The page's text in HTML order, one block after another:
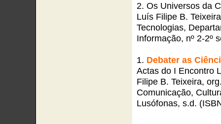
2. Os Universos da
Luís Filipe B.
Tecnologias,
Informação, nº 2-2º
1. Debater as
Actas do I Encontro
Filipe B. Teixeira,
Comunicação,
Lusófonas, s.d.